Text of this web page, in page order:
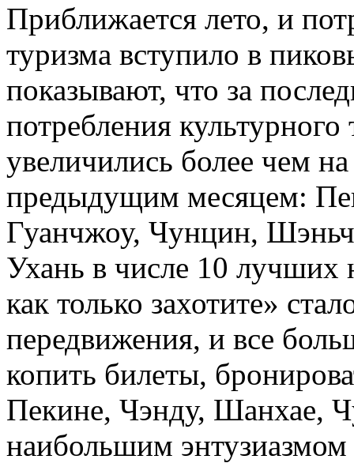
Приближается лето, и
туризма вступило в
показывают, что за
потребления
увеличились более чем
предыдущим месяцем:
Гуанчжоу, Чунцин,
Ухань в числе 10 лучших
как только захотите»
передвижения, и все
копить билеты,
Пекине, Чэнду, Шанхае,
наибольшим